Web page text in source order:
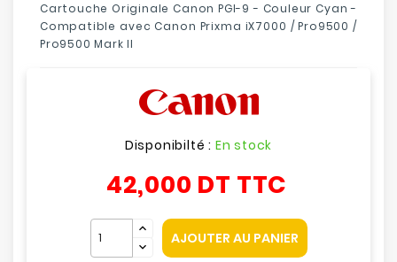
Cartouche Originale Canon PGI-9 - Couleur Cyan -
Compatible avec Canon Prixma iX7000 / Pro9500 /
Pro9500 Mark II
Disponibilté : En stock
42,000 DT TTC
AJOUTER AU PANIER